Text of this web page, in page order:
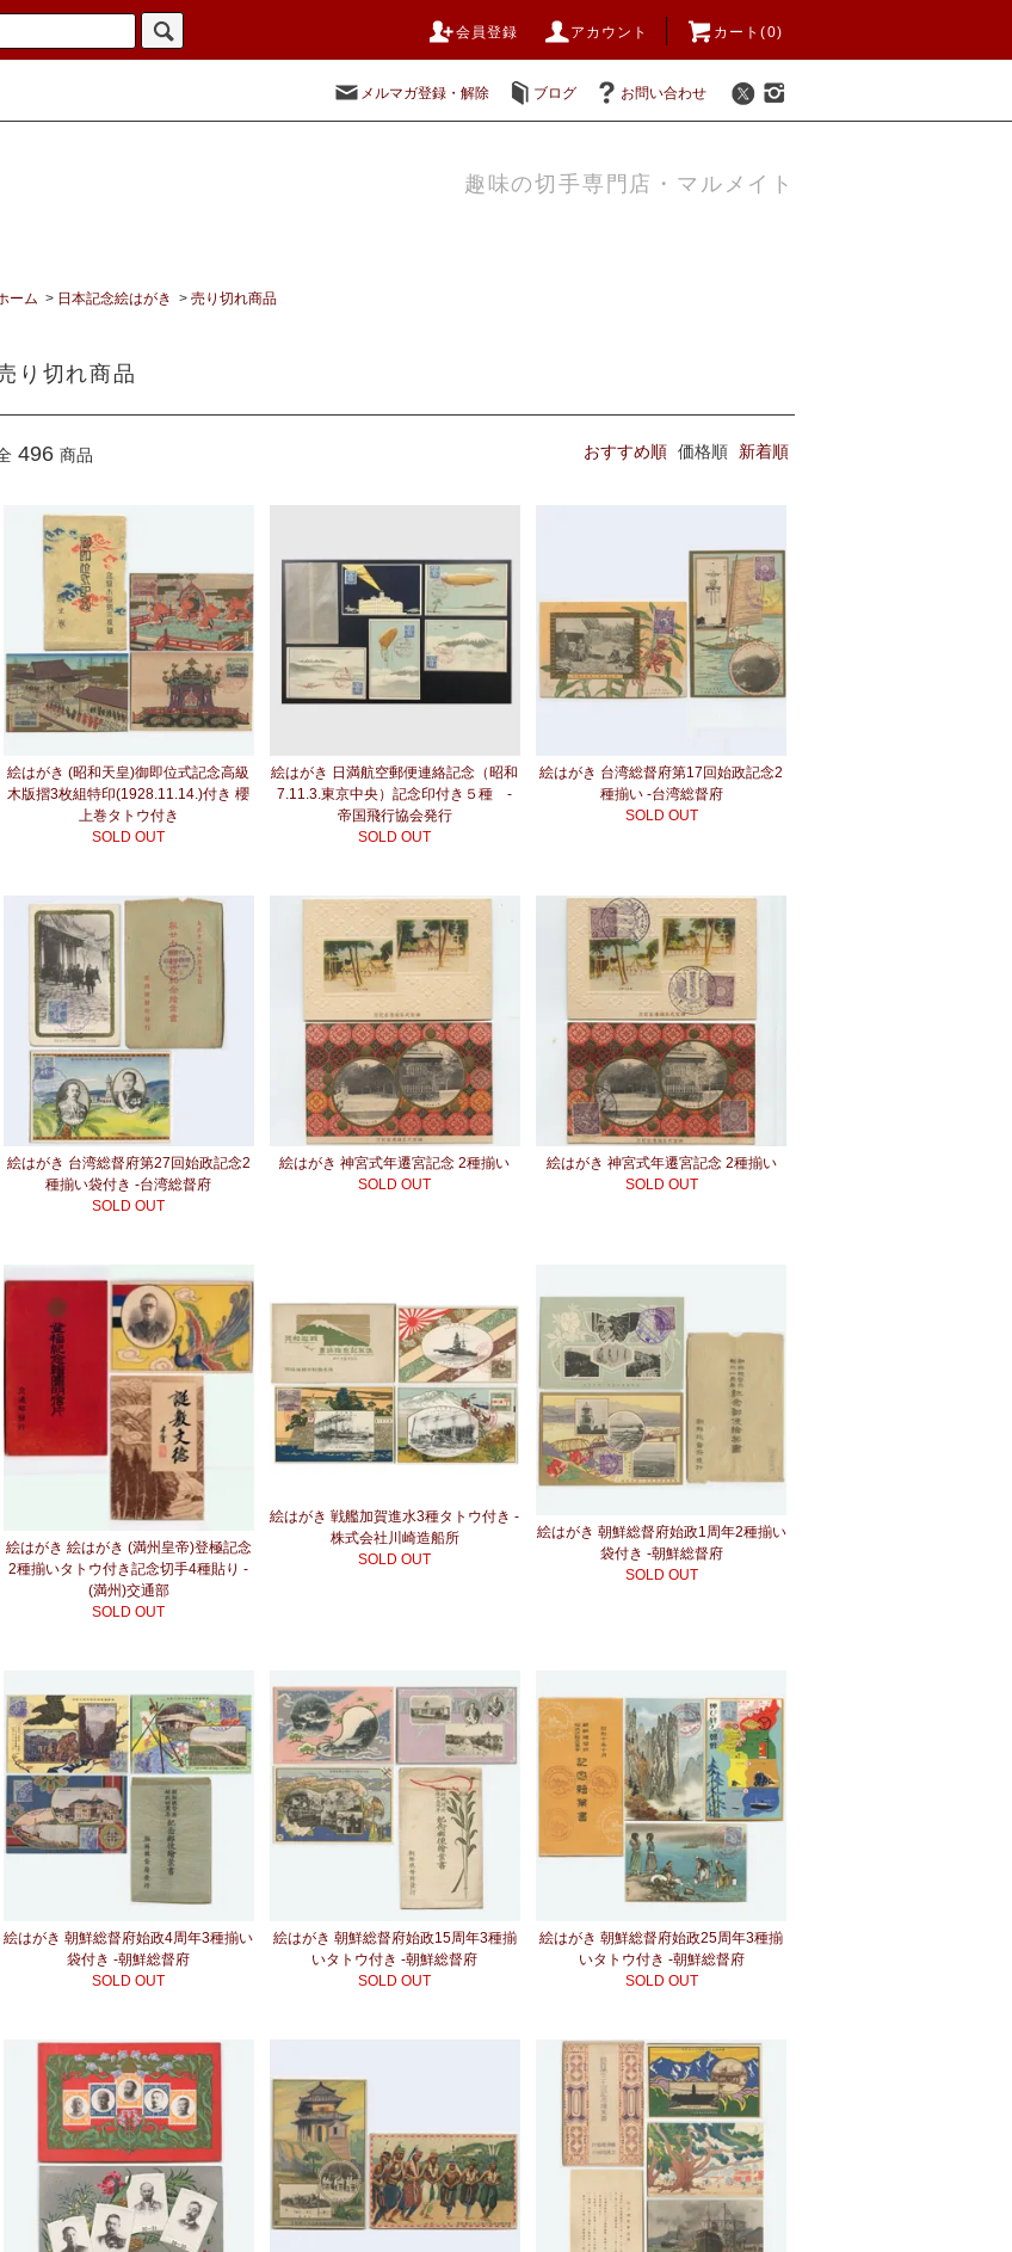
会員登録 アカウント カート(0)
メルマガ登録・解除 ブログ お問い合わせ
趣味の切手専門店・マルメイト
ーム > 日本記念絵はがき > 売り切れ商品
り切れ商品
496 商品 おすすめ順 価格順 新着順
絵はがき (昭和天皇)御即位式記念高級
木版摺3枚組特印(1928.11.14.)付き 櫻
上巻タトウ付き
SOLD OUT
絵はがき 日満航空郵便連絡記念（昭和
7.11.3.東京中央）記念印付き５種 -
帝国飛行協会発行
SOLD OUT
絵はがき 台湾総督府第17回始政記念2
種揃い -台湾総督府
SOLD OUT
絵はがき 台湾総督府第27回始政記念2
種揃い袋付き -台湾総督府
SOLD OUT
絵はがき 神宮式年遷宮記念 2種揃い
SOLD OUT
絵はがき 神宮式年遷宮記念 2種揃い
SOLD OUT
絵はがき 絵はがき (満州皇帝)登極記念
2種揃いタトウ付き記念切手4種貼り -
(満州)交通部
SOLD OUT
絵はがき 戦艦加賀進水3種タトウ付き -
株式会社川崎造船所
SOLD OUT
絵はがき 朝鮮総督府始政1周年2種揃い
袋付き -朝鮮総督府
SOLD OUT
絵はがき 朝鮮総督府始政4周年3種揃い
袋付き -朝鮮総督府
SOLD OUT
絵はがき 朝鮮総督府始政15周年3種揃
いタトウ付き -朝鮮総督府
SOLD OUT
絵はがき 朝鮮総督府始政25周年3種揃
いタトウ付き -朝鮮総督府
SOLD OUT